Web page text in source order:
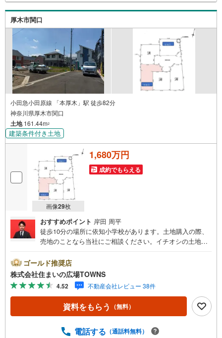
ッフが親身になってお客様に合った物件をご紹介させて頂
きます！ /他社様掲載物件も併せてご紹介可能ですのでお気
軽にお問い合わせ下さい♪駐車場もございますので、お車
でのお越しも大歓迎です！
厚木市関口
小田急小田原線 「本厚木」駅 徒歩82分
神奈川県厚木市関口
土地161.44m2
建築条件付き土地
画像29枚
1,680万円
成約でもらえる
おすすめポイント 岸田 周平
徒歩10分の場所に依知小学校があります。土地購入の際、
売地のことなら当社にご相談ください。イチオシの土地面
容積率・高さ制限が緩いことに加え、3000平米までの店舗
等の住宅以外の建築物も建てることが可能です。住宅用地
なので、周辺環境が新しい住まいを建てるのに適していま
す。【年中無休/9:00～21:00】人気物件は特にお問い合わ
せが集中するため、お早めにお電話下さい。「室内・現地
を見学する」ボタンよりご予約頂くとご見学がスムーズで
のご相談○ライフプランのシミュレーション■住まいの広場
ゴールド推奨店
株式会社住まいの広場TOWNS
4.52 不動産会社レビュー 38件
資料をもらう （無料）
電話する （通話料無料）